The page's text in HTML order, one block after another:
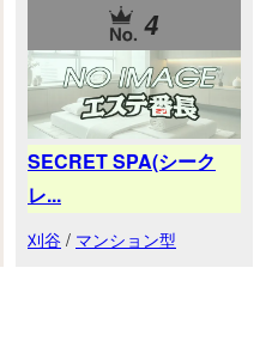
4
SECRET SPA(シーク
レ...
刈谷 / マンション型